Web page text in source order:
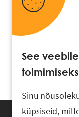
See
Sinu
küpsiseid,